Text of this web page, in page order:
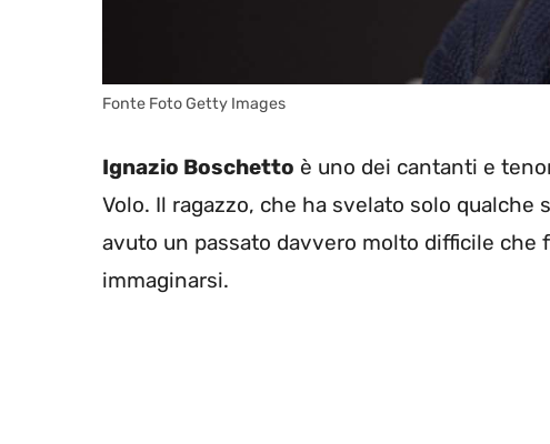
Fonte Foto Getty Images
Ignazio Boschetto è uno dei cantanti e
Volo. Il ragazzo, che ha svelato solo qualche
avuto un passato davvero molto difficile
immaginarsi.